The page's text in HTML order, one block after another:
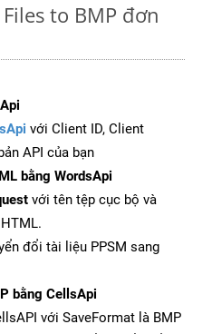
to BMP đơn
với Client ID, Client
API của bạn
bằng WordsApi
với tên tệp cục bộ và
đổi tài liệu PPSM sang
bằng CellsApi
với SaveFormat là BMP